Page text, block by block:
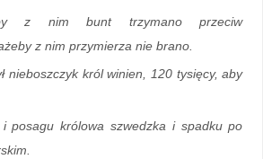
z nim bunt trzymano przeciw
z nim przymierza nie brano.
nieboszczyk król winien, 120 tysięcy, aby
posagu królowa szwedzka i spadku po